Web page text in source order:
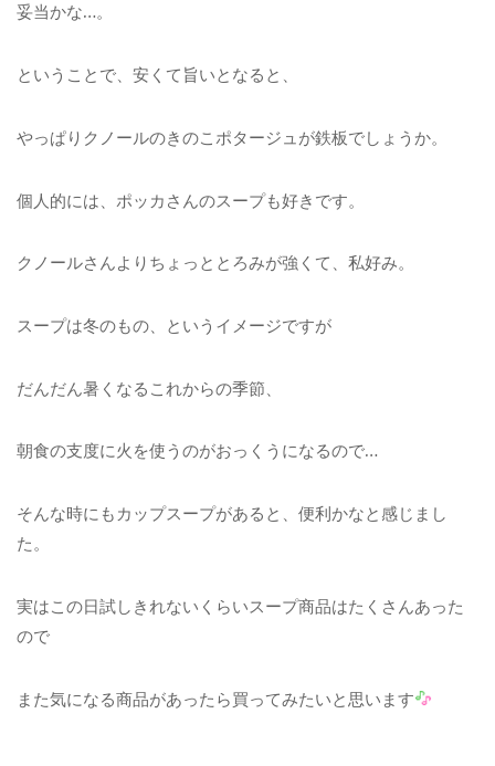
妥当かな…。
ということで、安くて旨いとなると、
やっぱりクノールのきのこポタージュが鉄板でしょうか。
個人的には、ポッカさんのスープも好きです。
クノールさんよりちょっととろみが強くて、私好み。
スープは冬のもの、というイメージですが
だんだん暑くなるこれからの季節、
朝食の支度に火を使うのがおっくうになるので…
そんな時にもカップスープがあると、便利かなと感じまし
た。
実はこの日試しきれないくらいスープ商品はたくさんあった
ので
また気になる商品があったら買ってみたいと思います